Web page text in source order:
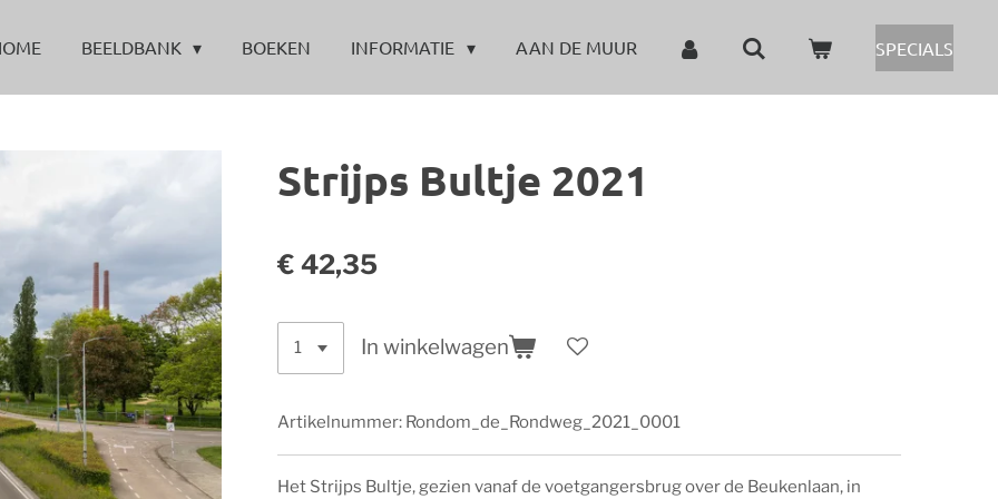
BEELDBANK BOEKEN INFORMATIE AAN DE MUUR SPECIALS
Strijps Bultje 2021
€ 42,35
In winkelwagen
Artikelnummer: Rondom_de_Rondweg_2021_0001
Het Strijps Bultje, gezien vanaf de voetgangersbrug over de Beukenlaan, in